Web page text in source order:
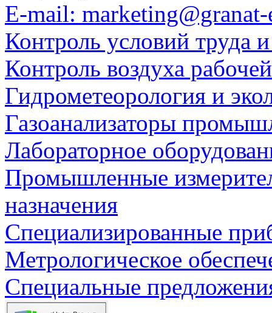
E-mail:
Контроль условий труда
Контроль воздуха
Гидрометеорология и
Газоанализаторы
Лабораторное
Промышленные
назначения
Специализированные
Метрологическое
Специальные